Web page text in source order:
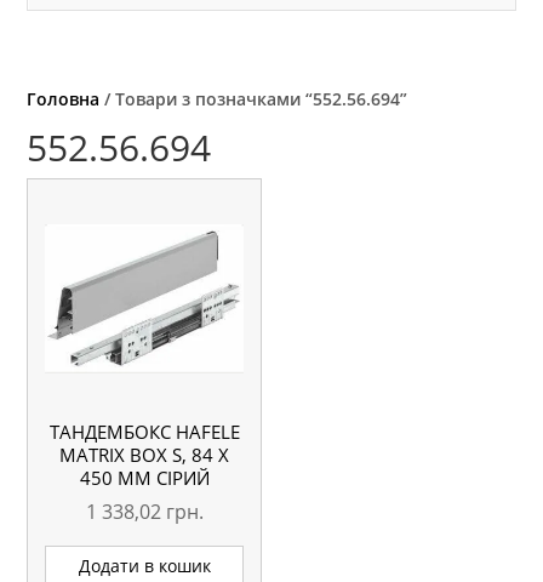
Головна / Товари з позначками “552.56.694”
552.56.694
ТАНДЕМБОКС HAFELE
MATRIX BOX S, 84 Х
450 ММ СІРИЙ
1 338,02 грн.
Додати в кошик